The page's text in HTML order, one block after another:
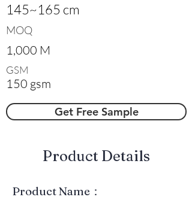
145~165 cm
MOQ
1,000 M
GSM
150 gsm
Get Free Sample
​Product Details
Product Name：